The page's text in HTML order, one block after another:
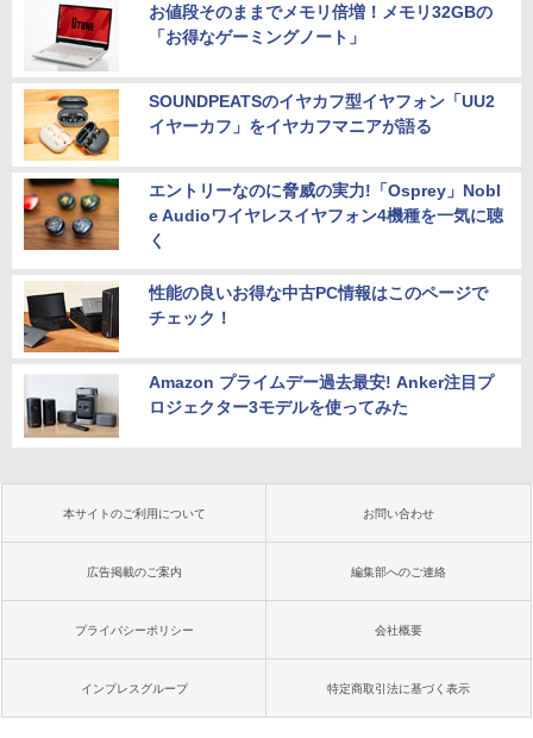
お値段そのままでメモリ倍増！メモリ32GBの
「お得なゲーミングノート」
SOUNDPEATSのイヤカフ型イヤフォン「UU2
イヤーカフ」をイヤカフマニアが語る
エントリーなのに脅威の実力!「Osprey」Nobl
e Audioワイヤレスイヤフォン4機種を一気に聴
く
性能の良いお得な中古PC情報はこのページで
チェック！
Amazon プライムデー過去最安! Anker注目プ
ロジェクター3モデルを使ってみた
本サイトのご利用について お問い合わせ
広告掲載のご案内 編集部へのご連絡
プライバシーポリシー 会社概要
インプレスグループ 特定商取引法に基づく表示